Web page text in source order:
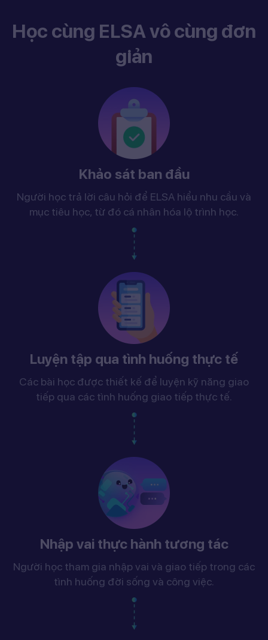
Học cùng ELSA vô cùng đơn
giản
Khảo sát ban đầu
Người học trả lời câu hỏi để ELSA hiểu nhu cầu và
mục tiêu học, từ đó cá nhân hóa lộ trình học.
Luyện tập qua tình huống thực tế
Các bài học được thiết kế để luyện kỹ năng giao
tiếp qua các tình huống giao tiếp thực tế.
Nhập vai thực hành tương tác
Người học tham gia nhập vai và giao tiếp trong các
tình huống đời sống và công việc.